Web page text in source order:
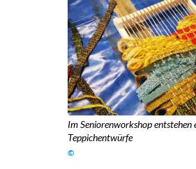
Im Seniorenworkshop entstehen
Teppichentwürfe
©